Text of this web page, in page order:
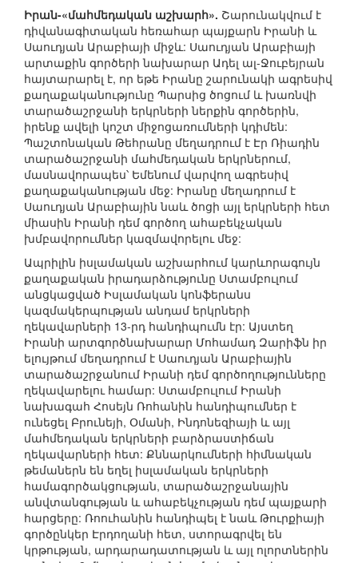
Իրան-«մահմեդական աշխարհ». Շարունակվում է
դիվանագիտական հեռահար պայքարն Իրանի և
Սաուդյան Արաբիայի միջև: Սաուդյան Արաբիայի
արտաքին գործերի նախարար Ադել ալ-Ջուբեյրան
հայտարարել է, որ եթե Իրանը շարունակի ագրեսիվ
քաղաքականությունը Պարսից ծոցում և խառնվի
տարածաշրջանի երկրների ներքին գործերին,
իրենք ավելի կոշտ միջոցառումների կդիմեն:
Պաշտոնական Թեհրանը մեղադրում է Էր Ռիադին
տարածաշրջանի մահմեդական երկրներում,
մասնավորապես՝ Եմենում վարվող ագրեսիվ
քաղաքականության մեջ: Իրանը մեղադրում է
Սաուդյան Արաբիային նաև ծոցի այլ երկրների հետ
միասին Իրանի դեմ գործող ահաբեկչական
խմբավորումներ կազմավորելու մեջ:
Ապրիլին իսլամական աշխարհում կարևորագույն
քաղաքական իրադարձությունը Ստամբուլում
անցկացված Իսլամական կոնֆերանս
կազմակերպության անդամ երկրների
ղեկավարների 13-րդ հանդիպումն էր: Այստեղ
Իրանի արտգործնախարար Մոհամադ Զարիֆն իր
ելույթում մեղադրում է Սաուդյան Արաբիային
տարածաշրջանում Իրանի դեմ գործողությունները
ղեկավարելու համար: Ստամբուլում Իրանի
նախագահ Հոսեյն Ռոհանին հանդիպումներ է
ունեցել Բրունեյի, Օմանի, Ինդոնեզիայի և այլ
մահմեդական երկրների բարձրաստիճան
ղեկավարների հետ: Քննարկումների հիմնական
թեմաներն են եղել իսլամական երկրների
համագործակցության, տարածաշրջանային
անվտանգության և ահաբեկչության դեմ պայքարի
հարցերը: Ռոուհանին հանդիպել է նաև Թուրքիայի
գործընկեր Էրդողանի հետ, ստորագրվել են
կրթության, արդարադատության և այլ ոլորտներին